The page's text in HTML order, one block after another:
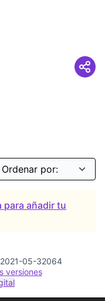
i facilitació
para añadir tu
2021-05-32064
versiones